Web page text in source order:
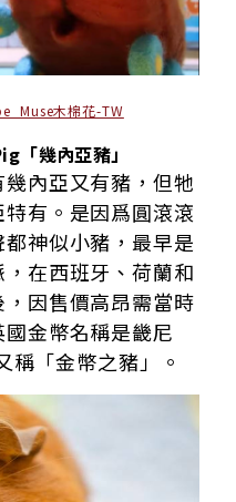
Muse木棉花-TW
「幾內亞豬」
內亞又有豬，但牠
有。是因爲圓滾滾
神似小豬，最早是
在西班牙、荷蘭和
因售價高昂需當時
金幣名稱是畿尼
稱「金幣之豬」。